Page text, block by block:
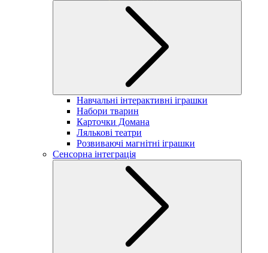
Навчальні інтерактивні іграшки
Набори тварин
Карточки Домана
Лялькові театри
Розвиваючі магнітні іграшки
Сенсорна інтеграція